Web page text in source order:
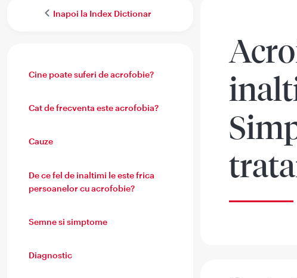
Inapoi la Index Dictionar
Cine poate suferi de acrofobie?
Cat de frecventa este acrofobia?
Cauze
De ce fel de inaltimi le este frica
persoanelor cu acrofobie?
Semne si simptome
Diagnostic